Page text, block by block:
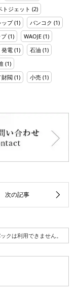
トジェット (2)
ップ(1) バンコク (1)
(1) WAOJE (1)
発電 (1) 石油 (1)
(1)
財閥 (1) 小売 (1)
クは利用できません。